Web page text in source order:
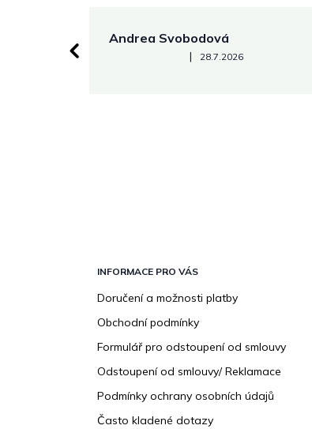
Andrea Svobodová
Hodnocení obchodu je 5 z 5 hvězdiček.
| 28.7.2026
INFORMACE PRO VÁS
Doručení a možnosti platby
Obchodní podmínky
Formulář pro odstoupení od smlouvy
Odstoupení od smlouvy/ Reklamace
Podmínky ochrany osobních údajů
Často kladené dotazy